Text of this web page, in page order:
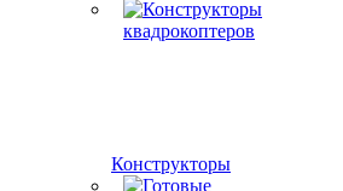
Конструкторы